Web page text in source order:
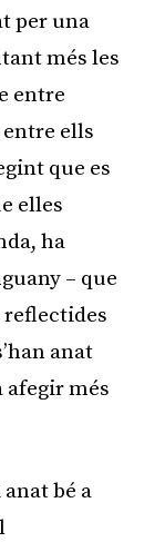
per una
més les
entre
ells
que es
elles
ha
– que
reflectides
anat
més
bé a